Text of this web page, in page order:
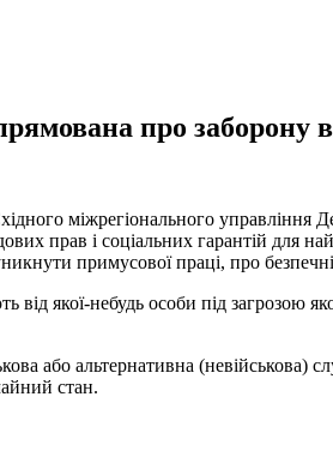
про заборону
міжрегіонального
прав і соціальних гарантій для
примусової праці, про
якої-небудь особи під загрозою
або альтернативна (невійськова)
стан.